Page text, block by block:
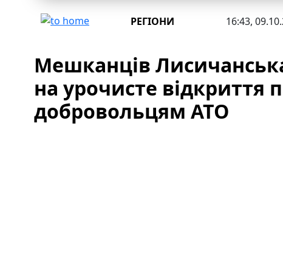
РЕГІОНИ 16:43,
Мешканців
на урочисте відкриття
добровольцям АТО